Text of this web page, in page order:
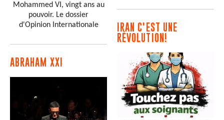
Mohammed VI, vingt ans au
pouvoir. Le dossier
d'Opinion Internationale
ABRAHAM XXI
IRAN C'EST UNE
RÉVOLUTION!